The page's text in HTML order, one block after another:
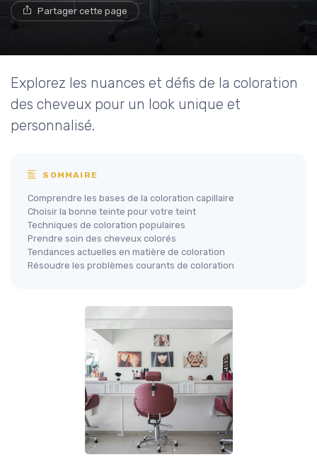
Partager cette page
Explorez les nuances et défis de la coloration
des cheveux pour un look unique et
personnalisé.
SOMMAIRE
Comprendre les bases de la coloration capillaire
Choisir la bonne teinte pour votre teint
Techniques de coloration populaires
Prendre soin des cheveux colorés
Tendances actuelles en matière de coloration
Résoudre les problèmes courants de coloration